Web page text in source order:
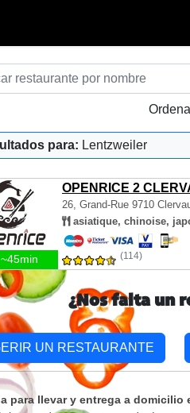
para: Lentzweiler
OPENRICE 2
26, Grand-Rue 9710
asiatique, chinoise,
(114)
¿Nos falta un
UN RESTAURANTE
para llevar y entrega a domicilio